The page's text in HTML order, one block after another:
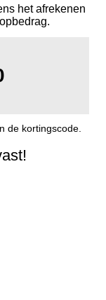
het afrekenen
de kortingscode.